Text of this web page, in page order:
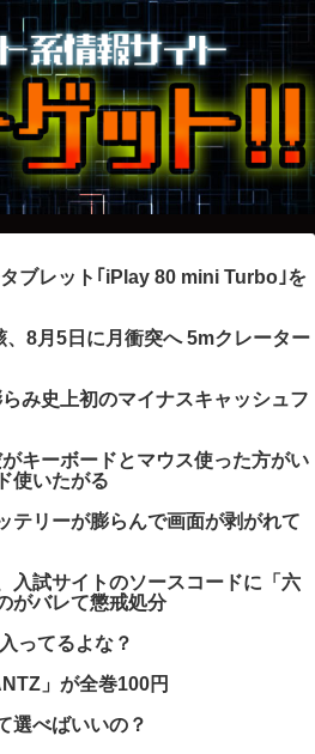
ブレット｢iPlay 80 mini Turbo｣を
、8月5日に月衝突へ 5mクレーター
み史上初のマイナスキャッシュフ
キーボードとマウス使った方がい
使いたがる
テリーが膨らんで画面が剥がれて
入試サイトのソースコードに「六
がバレて懲戒処分
ってるよな？
」が全巻100円
選べばいいの？